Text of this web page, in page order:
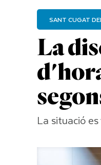
La
SANT CUGAT
La situació